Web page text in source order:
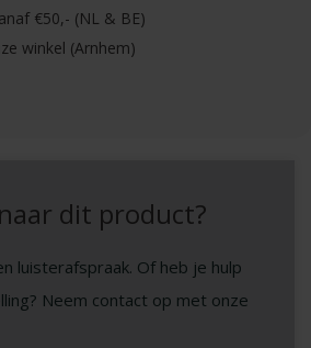
€50,- (NL & BE)
winkel (Arnhem)
dit product?
luisterafspraak. Of heb je hulp
Neem contact op met onze